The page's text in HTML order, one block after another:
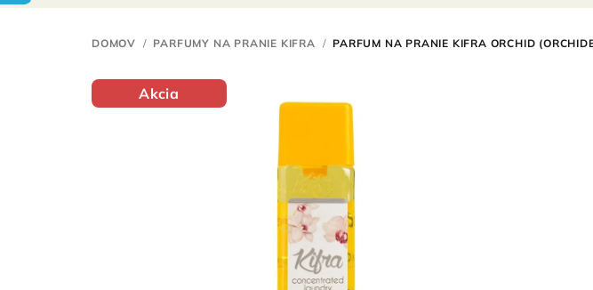
DOMOV / PARFUMY NA PRANIE KIFRA / PARFUM NA PRANIE KIFRA ORCHID
Akcia